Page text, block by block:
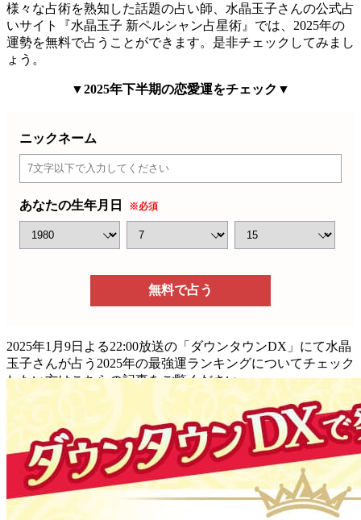
様々な占術を熟知した話題の占い師、水晶玉子さんの公式占
いサイト『水晶玉子 新ペルシャン占星術』では、2025年の
運勢を無料で占うことができます。是非チェックしてみまし
ょう。
▼2025年下半期の恋愛運をチェック▼
ニックネーム
あなたの生年月日 ※必須
無料で占う
2025年1月9日よる22:00放送の「ダウンタウンDX」にて水晶
玉子さんが占う2025年の最強運ランキングについてチェック
したい方はこちらの記事をご覧ください。